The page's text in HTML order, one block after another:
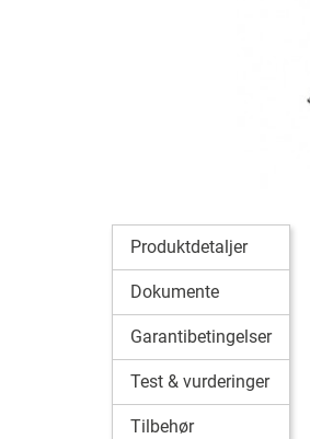
Produktdetaljer
Dokumente
Garantibetingelser
Test & vurderinger
Tilbehør